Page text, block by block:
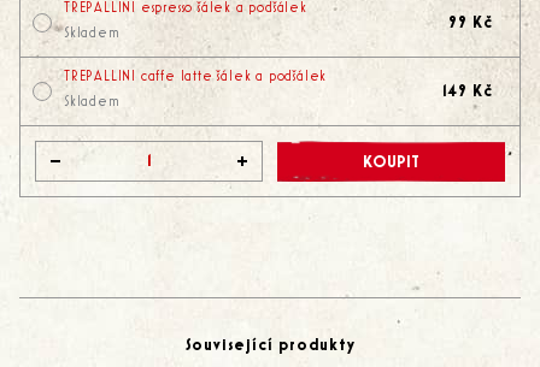
TREPALLINI espresso šálek a podšálek
Skladem
99 Kč
TREPALLINI caffe latte šálek a podšálek
Skladem
149 Kč
+ KOUPIT
Související produkty